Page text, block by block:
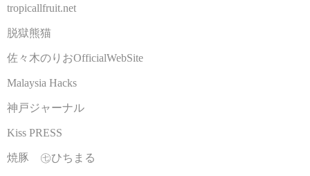
tropicallfruit.net
脱獄熊猫
佐々木のりおOfficialWebSite
Malaysia Hacks
神戸ジャーナル
Kiss PRESS
焼豚 ㊆ひちまる